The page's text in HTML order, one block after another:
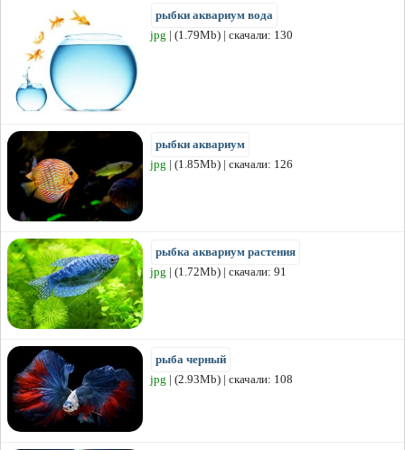
рыбки аквариум вода
jpg | (1.79Mb) | скачали: 130
рыбки аквариум
jpg | (1.85Mb) | скачали: 126
рыбка аквариум растения
jpg | (1.72Mb) | скачали: 91
рыба черный
jpg | (2.93Mb) | скачали: 108